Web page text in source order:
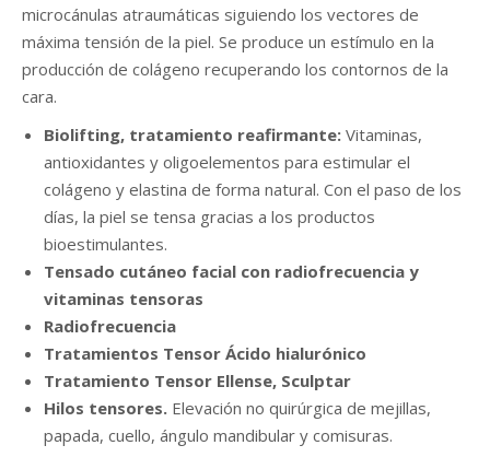
microcánulas atraumáticas siguiendo los vectores de
máxima tensión de la piel. Se produce un estímulo en la
producción de colágeno recuperando los contornos de la
cara.
Biolifting, tratamiento reafirmante: Vitaminas,
antioxidantes y oligoelementos para estimular el
colágeno y elastina de forma natural. Con el paso de los
días, la piel se tensa gracias a los productos
bioestimulantes.
Tensado cutáneo facial con radiofrecuencia y
vitaminas tensoras
Radiofrecuencia
Tratamientos Tensor Ácido hialurónico
Tratamiento Tensor Ellense, Sculptar
Hilos tensores. Elevación no quirúrgica de mejillas,
papada, cuello, ángulo mandibular y comisuras.